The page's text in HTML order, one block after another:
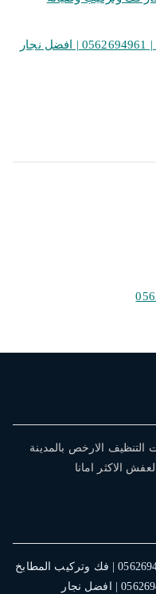
فني تركيب غرف نوم بالمدينة المنورة | 0562694961 | افضل نجار
الارخص بالمدينة
الاكثر امانا